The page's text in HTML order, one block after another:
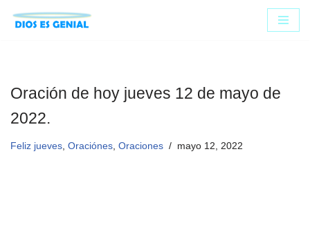
Oración de hoy jueves 12 de mayo de
2022.
Feliz jueves, Oraciónes, Oraciones mayo 12, 2022